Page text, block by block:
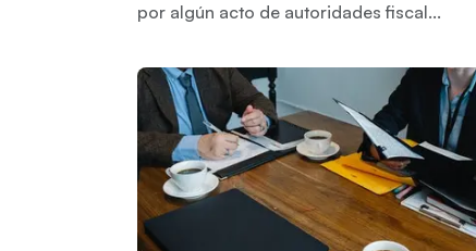
por algún acto de autoridades fiscal...